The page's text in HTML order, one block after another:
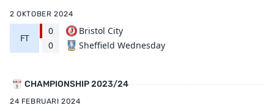
2 OKTOBER 2024
FT
0
0
Bristol City
Sheffield Wednesday
CHAMPIONSHIP 2023/24
24 FEBRUARI 2024